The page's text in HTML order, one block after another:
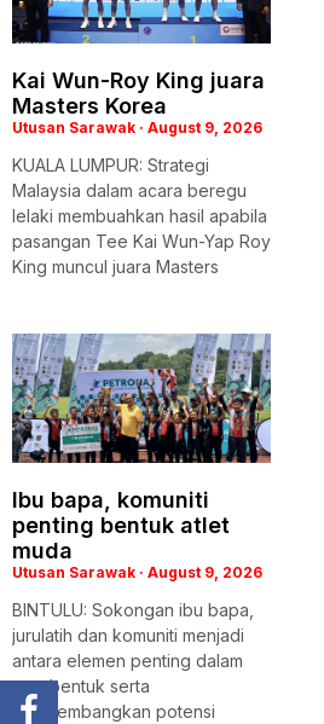
Kai Wun-Roy King juara
Masters Korea
Utusan Sarawak August 9, 2026
KUALA LUMPUR: Strategi
Malaysia dalam acara beregu
lelaki membuahkan hasil apabila
pasangan Tee Kai Wun-Yap Roy
King muncul juara Masters
Ibu bapa, komuniti
penting bentuk atlet
muda
Utusan Sarawak August 9, 2026
BINTULU: Sokongan ibu bapa,
jurulatih dan komuniti menjadi
antara elemen penting dalam
membentuk serta
mengembangkan potensi